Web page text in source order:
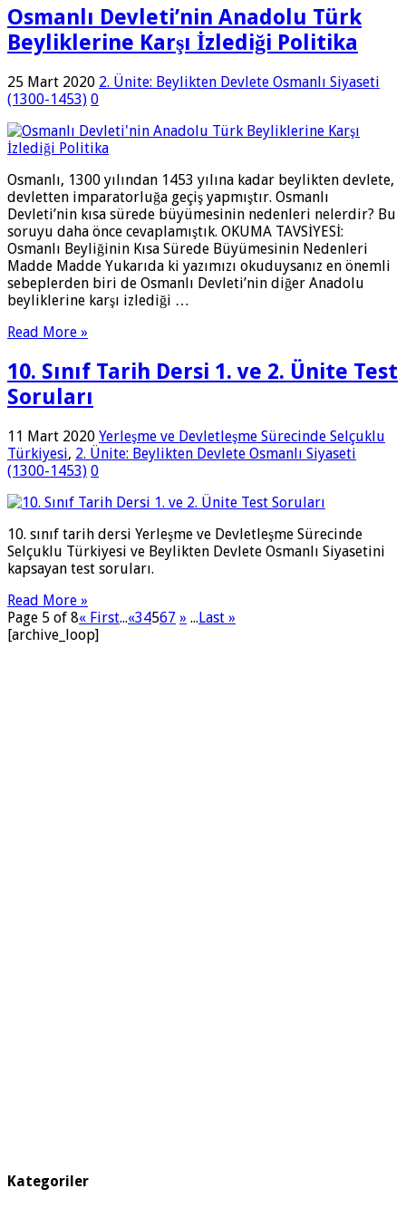
Osmanlı Devleti’nin Anadolu Türk
Beyliklerine Karşı İzlediği Politika
25 Mart 2020 2. Ünite: Beylikten Devlete Osmanlı Siyaseti
(1300-1453) 0
Osmanlı, 1300 yılından 1453 yılına kadar beylikten devlete,
devletten imparatorluğa geçiş yapmıştır. Osmanlı
Devleti’nin kısa sürede büyümesinin nedenleri nelerdir? Bu
soruyu daha önce cevaplamıştık. OKUMA TAVSİYESİ:
Osmanlı Beyliğinin Kısa Sürede Büyümesinin Nedenleri
Madde Madde Yukarıda ki yazımızı okuduysanız en önemli
sebeplerden biri de Osmanlı Devleti’nin diğer Anadolu
beyliklerine karşı izlediği …
Read More »
10. Sınıf Tarih Dersi 1. ve 2. Ünite Test
Soruları
11 Mart 2020 Yerleşme ve Devletleşme Sürecinde Selçuklu
Türkiyesi, 2. Ünite: Beylikten Devlete Osmanlı Siyaseti
(1300-1453) 0
10. sınıf tarih dersi Yerleşme ve Devletleşme Sürecinde
Selçuklu Türkiyesi ve Beylikten Devlete Osmanlı Siyasetini
kapsayan test soruları.
Read More »
Page 5 of 8« First...«34567 » ...Last »
[archive_loop]
Kategoriler